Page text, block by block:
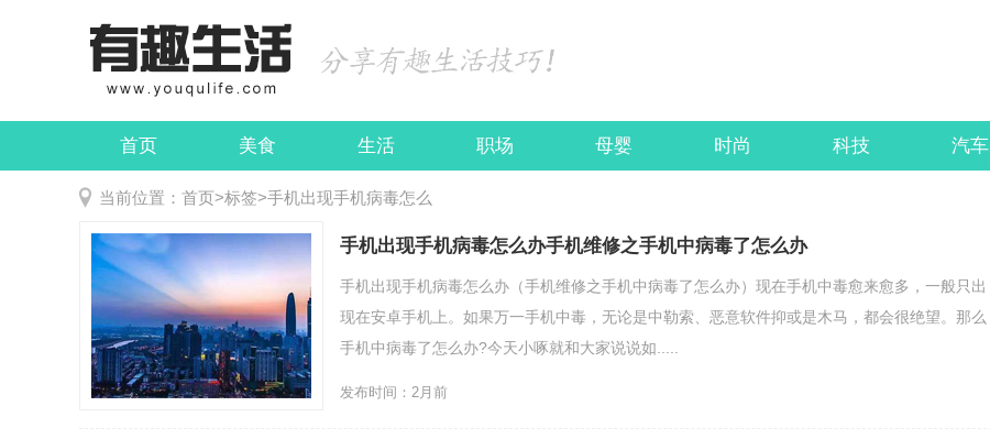
首页 美食 生活 职场 母婴 时尚 科技 汽车
娱乐 民俗
当前位置： 首页>标签>手机出现手机病毒怎么
手机出现手机病毒怎么办手机维修之手机中病毒了怎么办
手机出现手机病毒怎么办（手机维修之手机中病毒了怎么办）现在手机中毒愈来愈多，一般只出
现在安卓手机上。如果万一手机中毒，无论是中勒索、恶意软件抑或是木马，都会很绝望。那么
手机中病毒了怎么办?今天小啄就和大家说说如.....
发布时间：2月前